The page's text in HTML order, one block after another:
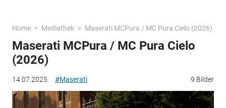
Home Mediathek Maserati MCPura / MC Pura Cielo (2026)
14.07.2025 #Maserati 9 Bilder
Maserati MCPura / MC Pura Cielo
(2026)